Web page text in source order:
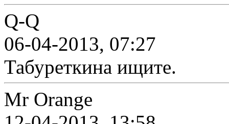
Q-Q
06-04-2013, 07:27
Табуреткина ищите.
Mr Orange